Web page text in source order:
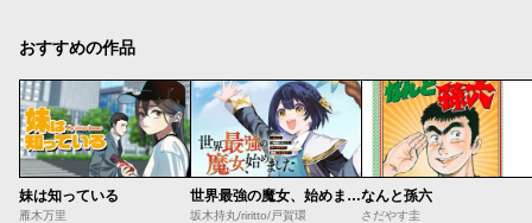
おすすめの作品
妹は知っている
雁木万里
世界最強の魔女、始めました ～私だけ『攻略サイト』を見れる世界で自由に生きます～
坂木持丸/riritto/戸賀環
なんと孫六
さだやす圭